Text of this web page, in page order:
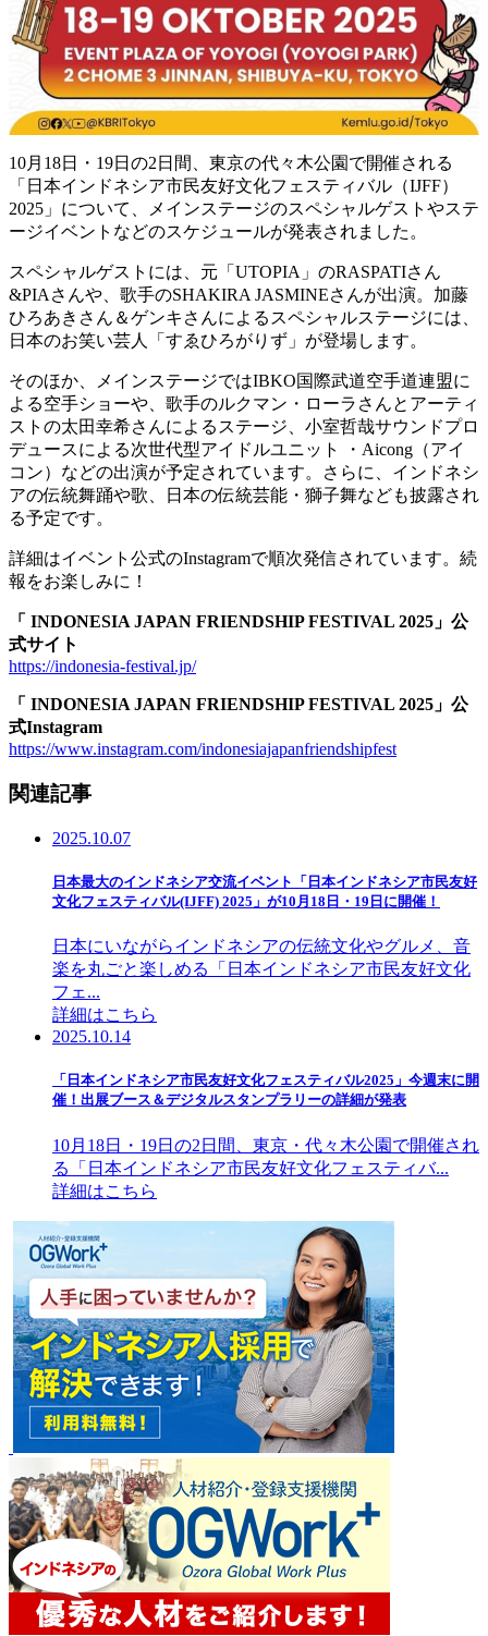
10月18日・19日の2日間、東京の代々木公園で開催される
「日本インドネシア市民友好文化フェスティバル（IJFF）
2025」について、メインステージのスペシャルゲストやステ
ージイベントなどのスケジュールが発表されました。
スペシャルゲストには、元「UTOPIA」のRASPATIさん
&PIAさんや、歌手のSHAKIRA JASMINEさんが出演。加藤
ひろあきさん＆ゲンキさんによるスペシャルステージには、
日本のお笑い芸人「すゑひろがりず」が登場します。
そのほか、メインステージではIBKO国際武道空手道連盟に
よる空手ショーや、歌手のルクマン・ローラさんとアーティ
ストの太田幸希さんによるステージ、小室哲哉サウンドプロ
デュースによる次世代型アイドルユニット ・Aicong（アイ
コン）などの出演が予定されています。さらに、インドネシ
アの伝統舞踊や歌、日本の伝統芸能・獅子舞なども披露され
る予定です。
詳細はイベント公式のInstagramで順次発信されています。続
報をお楽しみに！
「 INDONESIA JAPAN FRIENDSHIP FESTIVAL 2025」公
式サイト
https://indonesia-festival.jp/
「 INDONESIA JAPAN FRIENDSHIP FESTIVAL 2025」公
式Instagram
https://www.instagram.com/indonesiajapanfriendshipfest
関連記事
2025.10.07
日本最大のインドネシア交流イベント「日本インドネシア市民友好
文化フェスティバル(IJFF) 2025」が10月18日・19日に開催！
日本にいながらインドネシアの伝統文化やグルメ、音
楽を丸ごと楽しめる「日本インドネシア市民友好文化
フェ...
詳細はこちら
2025.10.14
「日本インドネシア市民友好文化フェスティバル2025」今週末に開
催！出展ブース＆デジタルスタンプラリーの詳細が発表
10月18日・19日の2日間、東京・代々木公園で開催され
る「日本インドネシア市民友好文化フェスティバ...
詳細はこちら